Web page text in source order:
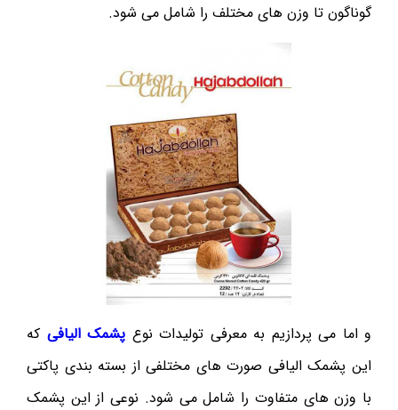
گوناگون تا وزن های مختلف را شامل می شود.
و اما می پردازیم به معرفی تولیدات نوع پشمک الیافی که
این پشمک الیافی صورت های مختلفی از بسته بندی پاکتی
با وزن های متفاوت را شامل می شود. نوعی از این پشمک